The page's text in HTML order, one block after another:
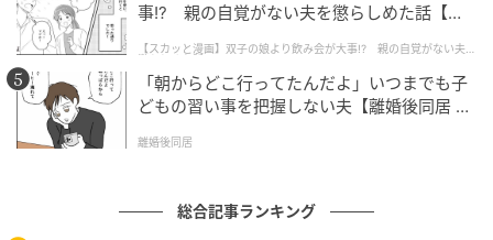
の極上「太巻き寿司」に大ハマリ！
の記事をもっとみる
事!? 親の自覚がない夫を懲らしめた話【第1
【スカッと漫画】双子の娘より飲み会が大事!? 親の自覚がない夫を
懲らしめた話
「朝からどこ行ってたんだよ」いつまでも子
どもの習い事を把握しない夫【離婚後同居 Vo
離婚後同居
総合記事ランキング